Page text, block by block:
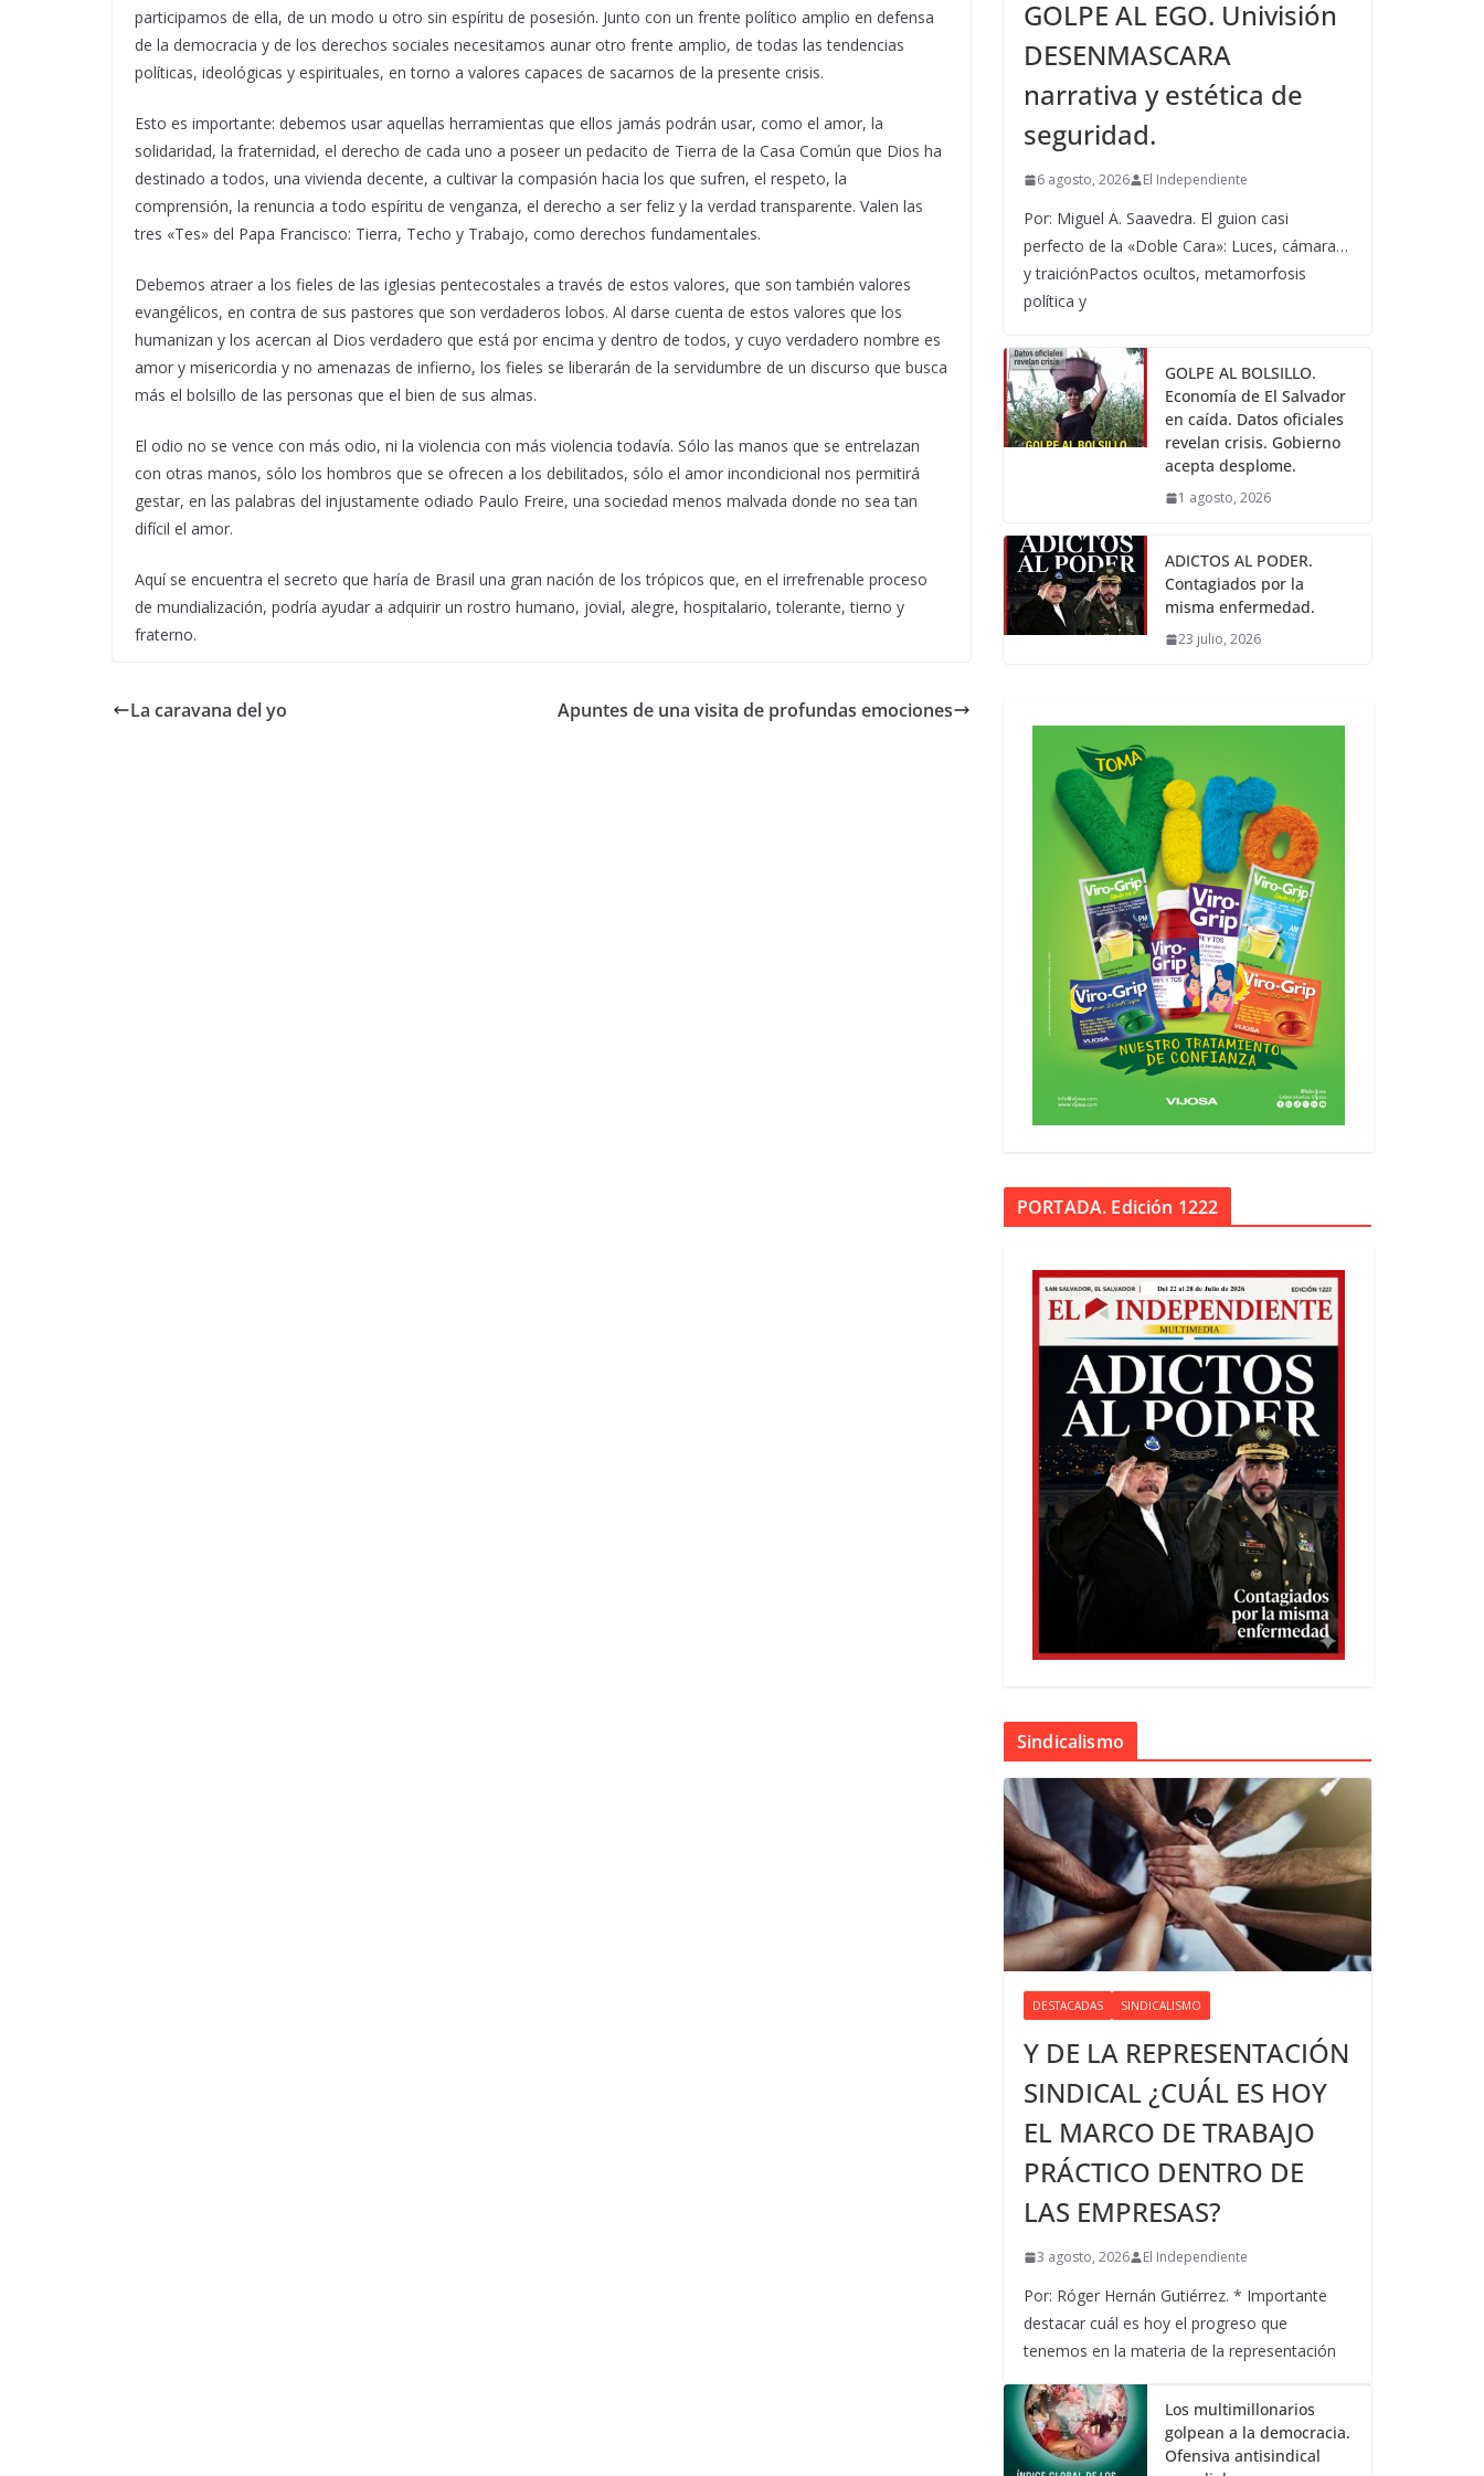
participamos de ella, de un modo u otro sin espíritu de posesión. Junto con un frente político amplio en defensa
de la democracia y de los derechos sociales necesitamos aunar otro frente amplio, de todas las tendencias
políticas, ideológicas y espirituales, en torno a valores capaces de sacarnos de la presente crisis.
Esto es importante: debemos usar aquellas herramientas que ellos jamás podrán usar, como el amor, la
solidaridad, la fraternidad, el derecho de cada uno a poseer un pedacito de Tierra de la Casa Común que Dios ha
destinado a todos, una vivienda decente, a cultivar la compasión hacia los que sufren, el respeto, la
comprensión, la renuncia a todo espíritu de venganza, el derecho a ser feliz y la verdad transparente. Valen las
tres «Tes» del Papa Francisco: Tierra, Techo y Trabajo, como derechos fundamentales.
Debemos atraer a los fieles de las iglesias pentecostales a través de estos valores, que son también valores
evangélicos, en contra de sus pastores que son verdaderos lobos. Al darse cuenta de estos valores que los
humanizan y los acercan al Dios verdadero que está por encima y dentro de todos, y cuyo verdadero nombre es
amor y misericordia y no amenazas de infierno, los fieles se liberarán de la servidumbre de un discurso que busca
más el bolsillo de las personas que el bien de sus almas.
El odio no se vence con más odio, ni la violencia con más violencia todavía. Sólo las manos que se entrelazan
con otras manos, sólo los hombros que se ofrecen a los debilitados, sólo el amor incondicional nos permitirá
gestar, en las palabras del injustamente odiado Paulo Freire, una sociedad menos malvada donde no sea tan
difícil el amor.
Aquí se encuentra el secreto que haría de Brasil una gran nación de los trópicos que, en el irrefrenable proceso
de mundialización, podría ayudar a adquirir un rostro humano, jovial, alegre, hospitalario, tolerante, tierno y
fraterno.
La caravana del yo Apuntes de una visita de profundas emociones
GOLPE AL EGO. Univisión
DESENMASCARA
narrativa y estética de
seguridad.
6 agosto, 2026 El Independiente
Por: Miguel A. Saavedra. El guion casi
perfecto de la «Doble Cara»: Luces, cámara…
y traiciónPactos ocultos, metamorfosis
política y
GOLPE AL BOLSILLO.
Economía de El Salvador
en caída. Datos oficiales
revelan crisis. Gobierno
acepta desplome.
1 agosto, 2026
ADICTOS AL PODER.
Contagiados por la
misma enfermedad.
23 julio, 2026
PORTADA. Edición 1222
Sindicalismo
DESTACADAS SINDICALISMO
Y DE LA REPRESENTACIÓN
SINDICAL ¿CUÁL ES HOY
EL MARCO DE TRABAJO
PRÁCTICO DENTRO DE
LAS EMPRESAS?
3 agosto, 2026 El Independiente
Por: Róger Hernán Gutiérrez. * Importante
destacar cuál es hoy el progreso que
tenemos en la materia de la representación
Los multimillonarios
golpean a la democracia.
Ofensiva antisindical